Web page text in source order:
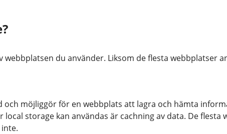
webbplatsen du använder. Liksom de flesta webbplatser
möjliggör för en webbplats att lagra och hämta
storage kan användas är cachning av data. De